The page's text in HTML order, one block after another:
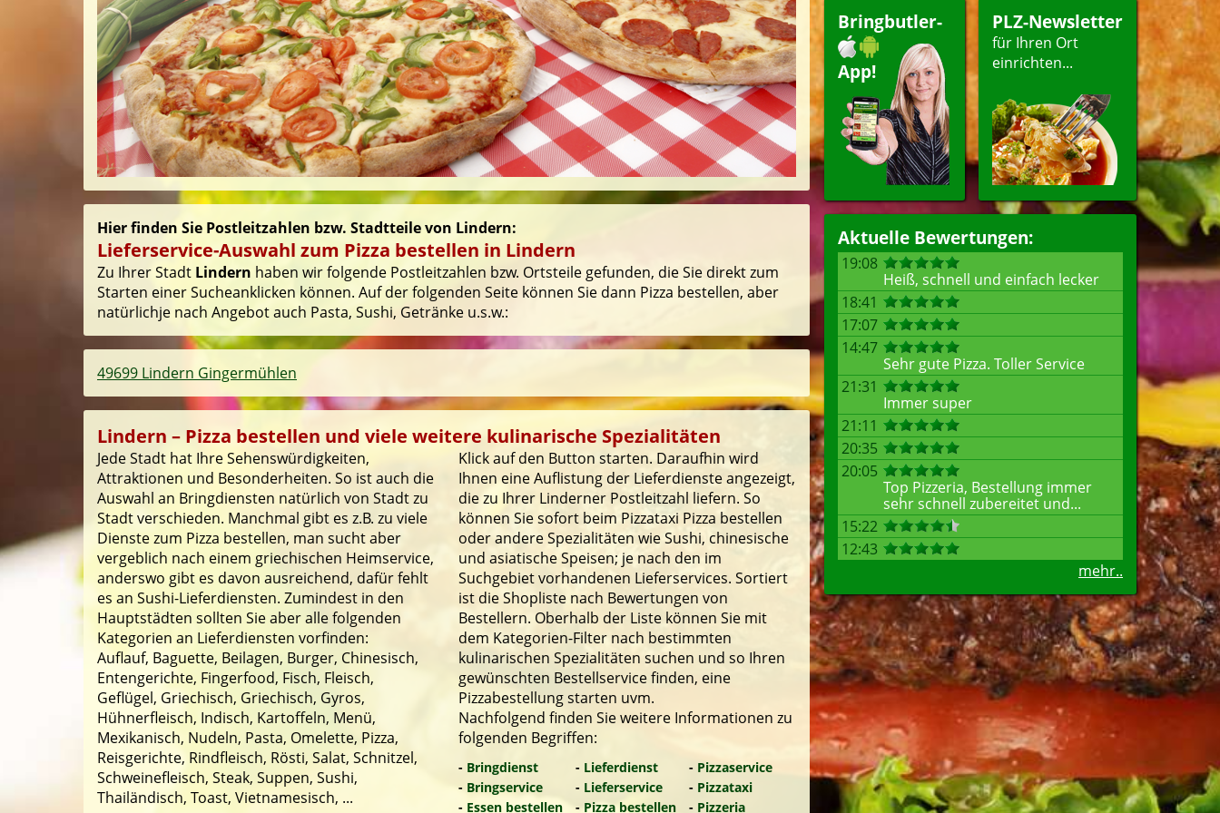
Bringbutler-
App!
PLZ-Newsletter
für Ihren Ort
einrichten...
Aktuelle Bewertungen:
19:08
Heiß, schnell und einfach lecker
18:41
17:07
14:47
Sehr gute Pizza. Toller Service
21:31
Immer super
21:11
20:35
20:05
Top Pizzeria, Bestellung immer
sehr schnell zubereitet und...
15:22
12:43
mehr..
Hier finden Sie Postleitzahlen bzw. Stadtteile von Lindern:
Lieferservice-Auswahl zum Pizza bestellen in Lindern
Zu Ihrer Stadt Lindern haben wir folgende Postleitzahlen bzw. Ortsteile gefunden, die Sie direkt zum
Starten einer Sucheanklicken können. Auf der folgenden Seite können Sie dann Pizza bestellen, aber
natürlichje nach Angebot auch Pasta, Sushi, Getränke u.s.w.:
49699 Lindern Gingermühlen
Lindern – Pizza bestellen und viele weitere kulinarische Spezialitäten
Jede Stadt hat Ihre Sehenswürdigkeiten,
Attraktionen und Besonderheiten. So ist auch die
Auswahl an Bringdiensten natürlich von Stadt zu
Stadt verschieden. Manchmal gibt es z.B. zu viele
Dienste zum Pizza bestellen, man sucht aber
vergeblich nach einem griechischen Heimservice,
anderswo gibt es davon ausreichend, dafür fehlt
es an Sushi-Lieferdiensten. Zumindest in den
Hauptstädten sollten Sie aber alle folgenden
Kategorien an Lieferdiensten vorfinden:
Auflauf, Baguette, Beilagen, Burger, Chinesisch,
Entengerichte, Fingerfood, Fisch, Fleisch,
Geflügel, Griechisch, Griechisch, Gyros,
Hühnerfleisch, Indisch, Kartoffeln, Menü,
Mexikanisch, Nudeln, Pasta, Omelette, Pizza,
Reisgerichte, Rindfleisch, Rösti, Salat, Schnitzel,
Schweinefleisch, Steak, Suppen, Sushi,
Thailändisch, Toast, Vietnamesisch, ...
Klick auf den Button starten. Daraufhin wird
Ihnen eine Auflistung der Lieferdienste angezeigt,
die zu Ihrer Linderner Postleitzahl liefern. So
können Sie sofort beim Pizzataxi Pizza bestellen
oder andere Spezialitäten wie Sushi, chinesische
und asiatische Speisen; je nach den im
Suchgebiet vorhandenen Lieferservices. Sortiert
ist die Shopliste nach Bewertungen von
Bestellern. Oberhalb der Liste können Sie mit
dem Kategorien-Filter nach bestimmten
kulinarischen Spezialitäten suchen und so Ihren
gewünschten Bestellservice finden, eine
Pizzabestellung starten uvm.
Nachfolgend finden Sie weitere Informationen zu
folgenden Begriffen:
- Bringdienst
- Bringservice
- Essen bestellen
- Lieferdienst
- Lieferservice
- Pizza bestellen
- Pizzaservice
- Pizzataxi
- Pizzeria